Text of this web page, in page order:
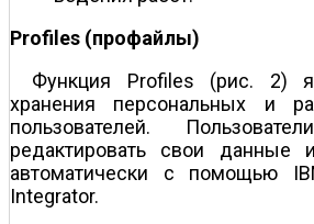
Profiles (профайлы)
Функция Profiles (рис. 2)
хранения персональных и
пользователей.
редактировать свои данные
автоматически с помощью
Integrator.